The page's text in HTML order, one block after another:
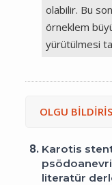
olabilir. Bu
örneklem
yürütülmesi
OLGU
8. Karotis
literatür